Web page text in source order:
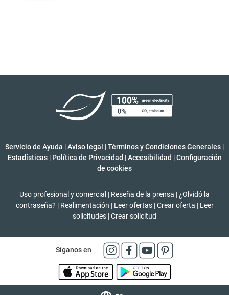
Servicio de Ayuda |Aviso legal |Términos y Condiciones Generales |
Estadísticas | Política de Privacidad | Accesibilidad | Configuración
de cookies
Uso profesional y comercial | Reseña de la prensa | ¿Olvidó la
contraseña? | Realimentación | Leer ofertas | Crear oferta | Leer
solicitudes |Crear solicitud
Síganos en